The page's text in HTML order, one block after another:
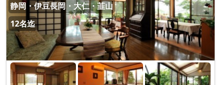
静岡・伊豆長岡・大仁・韮山
12名迄